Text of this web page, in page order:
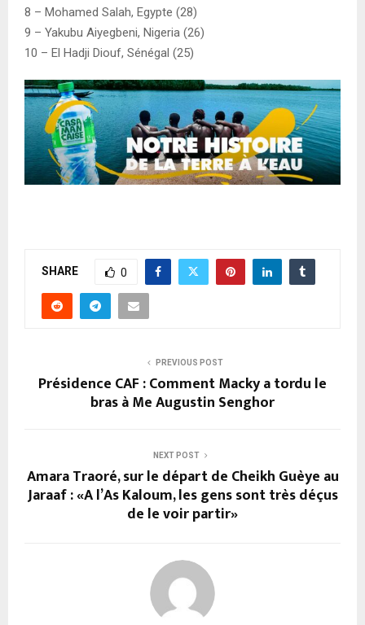
8 – Mohamed Salah, Egypte (28)
9 – Yakubu Aiyegbeni, Nigeria (26)
10 – El Hadji Diouf, Sénégal (25)
SHARE 0
PREVIOUS POST
Présidence CAF : Comment Macky a tordu le
bras à Me Augustin Senghor
NEXT POST
Amara Traoré, sur le départ de Cheikh Guèye au
Jaraaf : «A l’As Kaloum, les gens sont très déçus
de le voir partir»